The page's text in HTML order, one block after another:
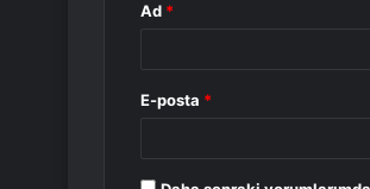
Ad *
E-posta *